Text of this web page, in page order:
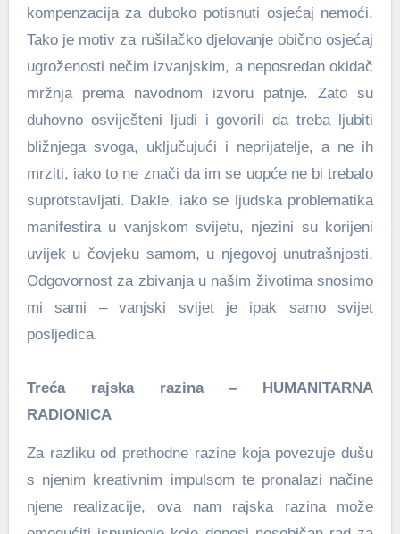
kompenzacija za duboko potisnuti osjećaj nemoći.
Tako je motiv za rušilačko djelovanje obično osjećaj
ugroženosti nečim izvanjskim, a neposredan okidač
mržnja prema navodnom izvoru patnje. Zato su
duhovno osviješteni ljudi i govorili da treba ljubiti
bližnjega svoga, uključujući i neprijatelje, a ne ih
mrziti, iako to ne znači da im se uopće ne bi trebalo
suprotstavljati. Dakle, iako se ljudska problematika
manifestira u vanjskom svijetu, njezini su korijeni
uvijek u čovjeku samom, u njegovoj unutrašnjosti.
Odgovornost za zbivanja u našim životima snosimo
mi sami – vanjski svijet je ipak samo svijet
posljedica.
Treća rajska razina – HUMANITARNA
RADIONICA
Za razliku od prethodne razine koja povezuje dušu
s njenim kreativnim impulsom te pronalazi načine
njene realizacije, ova nam rajska razina može